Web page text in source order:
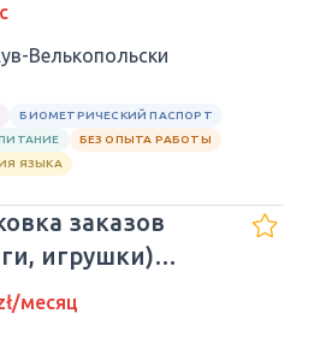
Велькопольски
БИОМЕТРИЧЕСКИЙ ПАСПОРТ
БЕЗ ОПЫТА РАБОТЫ
ЯЗЫКА
заказов
игрушки)
месяц